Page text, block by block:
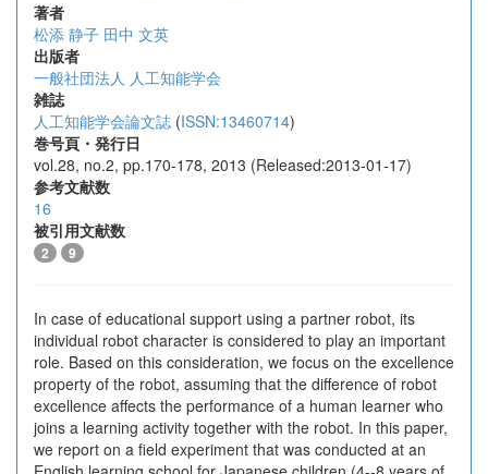
著者
松添 静子 田中 文英
出版者
一般社団法人 人工知能学会
雑誌
人工知能学会論文誌 (ISSN:13460714)
巻号頁・発行日
vol.28, no.2, pp.170-178, 2013 (Released:2013-01-17)
参考文献数
16
被引用文献数
2 9
In case of educational support using a partner robot, its
individual robot character is considered to play an important
role. Based on this consideration, we focus on the excellence
property of the robot, assuming that the difference of robot
excellence affects the performance of a human learner who
joins a learning activity together with the robot. In this paper,
we report on a field experiment that was conducted at an